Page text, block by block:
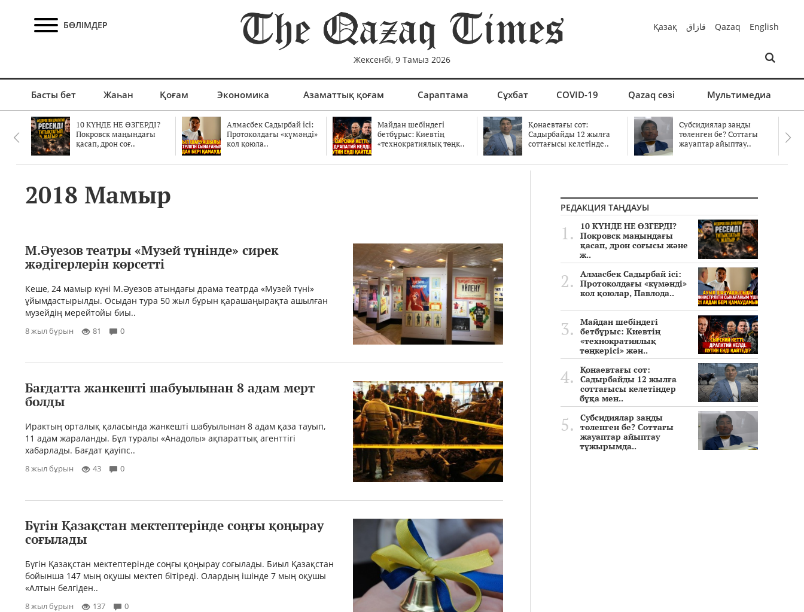
БӨЛІМДЕР
Жексенбі, 9 Тамыз 2026
Қазақ قازاق Qazaq English
Басты бет Жаһан Қоғам Экономика Азаматтық қоғам Сараптама Сұхбат COVID-19 Qazaq сөзі Мультимедиа
10 КҮНДЕ НЕ ӨЗГЕРДІ?
Покровск маңындағы
қасап, дрон соғ..
Алмасбек Садырбай ісі:
Протоколдағы «күмәнді»
кол қоюла..
Майдан шебіндегі
бетбұрыс: Киевтің
«технократиялық төңк..
Қонаевтағы сот:
Садырбайды 12 жылға
соттағысы келетінде..
Субсидиялар заңды
төленген бе? Соттағы
жауаптар айыптау..
2018 Мамыр
М.Әуезов театры «Музей түнінде» сирек
жәдігерлерін көрсетті
Кеше, 24 мамыр күні М.Әуезов атындағы драма театрда «Музей түні»
ұйымдастырылды. Осыдан тура 50 жыл бұрын қарашаңырақта ашылған
музейдің мерейтойы биы..
8 жыл бұрын 81 0
Бағдатта жанкешті шабуылынан 8 адам мерт
болды
Ирактың орталық қаласында жанкешті шабуылынан 8 адам қаза тауып,
11 адам жараланды. Бұл туралы «Анадолы» ақпараттық агенттігі
хабарлады. Бағдат қауіпс..
8 жыл бұрын 43 0
Бүгін Қазақстан мектептерінде соңғы қоңырау
соғылады
Бүгін Қазақстан мектептерінде соңғы қоңырау соғылады. Биыл Қазақстан
бойынша 147 мың оқушы мектеп бітіреді. Олардың ішінде 7 мың оқушы
«Алтын белгіден..
8 жыл бұрын 137 0
РЕДАКЦИЯ ТАҢДАУЫ
10 КҮНДЕ НЕ ӨЗГЕРДІ?
Покровск маңындағы
қасап, дрон соғысы және
ж..
Алмасбек Садырбай ісі:
Протоколдағы «күмәнді»
кол қоюлар, Павлода..
Майдан шебіндегі
бетбұрыс: Киевтің
«технократиялық
төңкерісі» жән..
Қонаевтағы сот:
Садырбайды 12 жылға
соттағысы келетіндер
бұқа мен..
Субсидиялар заңды
төленген бе? Соттағы
жауаптар айыптау
тұжырымда..